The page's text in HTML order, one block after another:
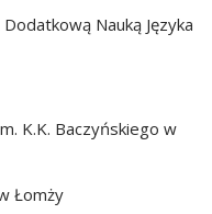
Nauką Języka
K.K. Baczyńskiego w
Łomży